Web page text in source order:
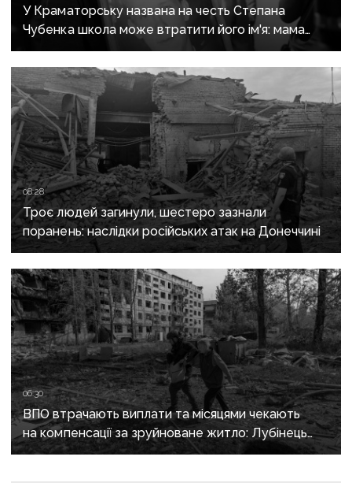
У Краматорську названа на честь Степана
Чубенка школа може втратити його ім'я: мама
загиблого героя розповіла про рішення влади
08:28
Троє людей загинули, шестеро зазнали
поранень: наслідки російських атак на Донеччині
06:30
ВПО втрачають виплати та місяцями чекають
на компенсації за зруйноване житло: Лубінець
вимагає змін від уряду